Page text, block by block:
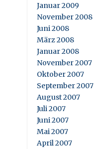
Januar 2009
November 2008
Juni 2008
März 2008
Januar 2008
November 2007
Oktober 2007
September 2007
August 2007
Juli 2007
Juni 2007
Mai 2007
April 2007